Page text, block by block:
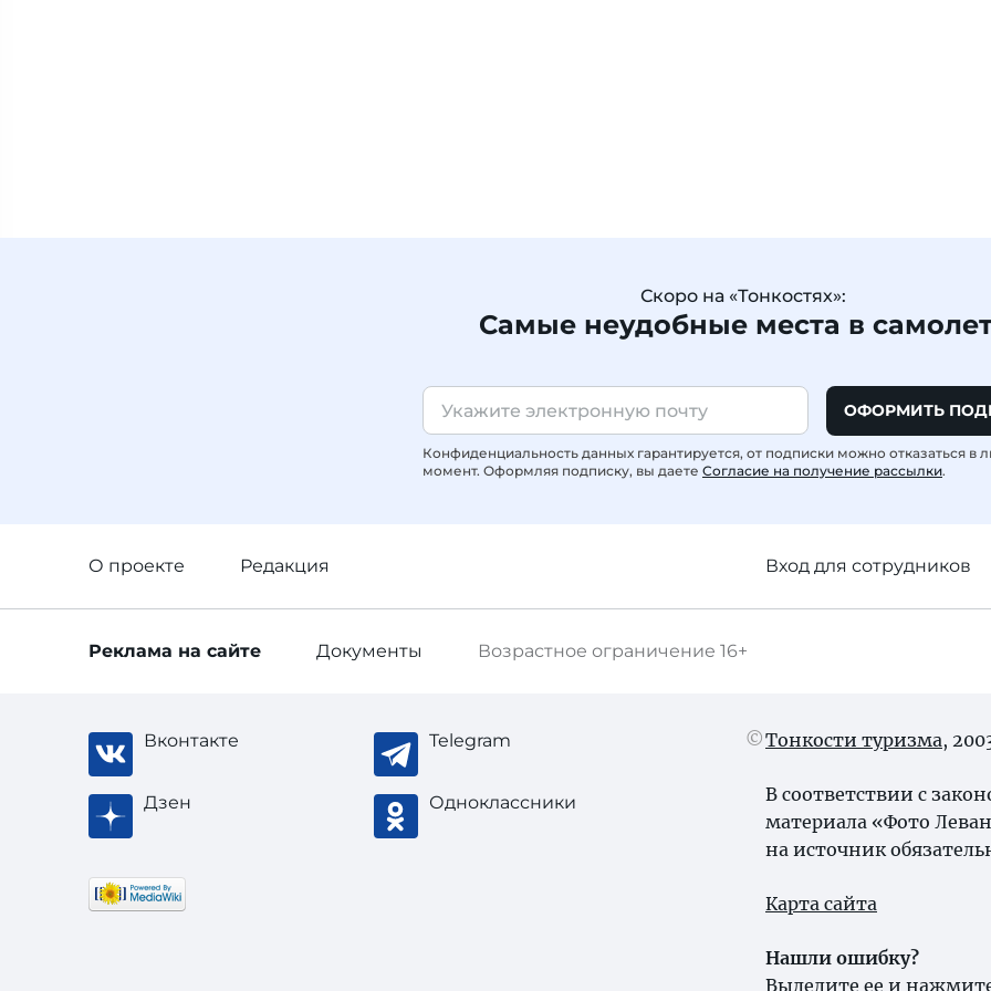
Скоро на «Тонкостях»:
Самые неудобные места в
ОФОРМИТЬ
Конфиденциальность данных гарантируется, от подписки можно отказаться в
момент. Оформляя подписку, вы даете Согласие на получение рассылки.
О проекте Редакция Вход для сотрудников
Возрастное ограничение 16+
Реклама на сайте Документы
Вконтакте Telegram
Дзен Одноклассники
Тонкости туризма,
В соответствии с
материала «Фото
на источник
Карта сайта
Нашли ошибку?
Выделите ее и